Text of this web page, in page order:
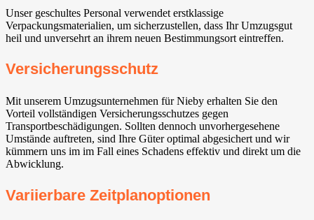
Unser geschultes Personal verwendet erstklassige
Verpackungsmaterialien, um sicherzustellen, dass Ihr Umzugsgut
heil und unversehrt an ihrem neuen Bestimmungsort eintreffen.
Versicherungsschutz
Mit unserem Umzugsunternehmen für Nieby erhalten Sie den
Vorteil vollständigen Versicherungsschutzes gegen
Transportbeschädigungen. Sollten dennoch unvorhergesehene
Umstände auftreten, sind Ihre Güter optimal abgesichert und wir
kümmern uns im im Fall eines Schadens effektiv und direkt um die
Abwicklung.
Variierbare Zeitplanoptionen